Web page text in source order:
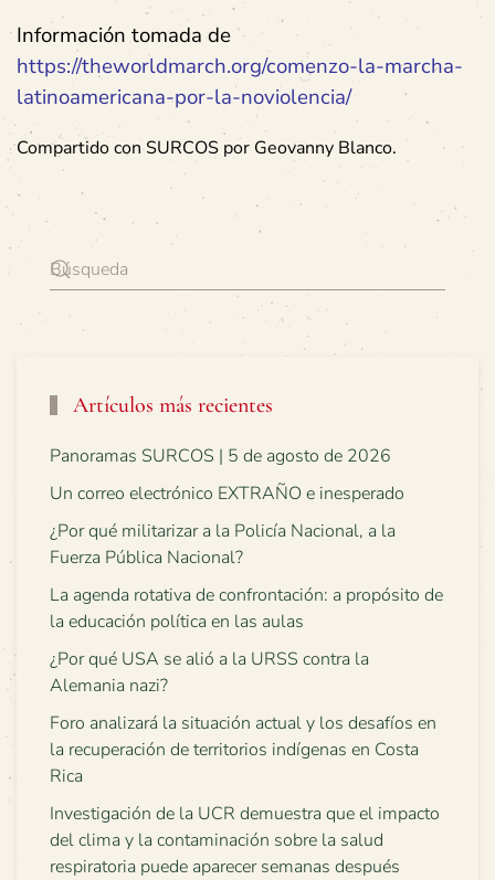
Información tomada de
https://theworldmarch.org/comenzo-la-marcha-
latinoamericana-por-la-noviolencia/
Compartido con SURCOS por Geovanny Blanco.
Artículos más recientes
Panoramas SURCOS | 5 de agosto de 2026
Un correo electrónico EXTRAÑO e inesperado
¿Por qué militarizar a la Policía Nacional, a la
Fuerza Pública Nacional?
La agenda rotativa de confrontación: a propósito de
la educación política en las aulas
¿Por qué USA se alió a la URSS contra la
Alemania nazi?
Foro analizará la situación actual y los desafíos en
la recuperación de territorios indígenas en Costa
Rica
Investigación de la UCR demuestra que el impacto
del clima y la contaminación sobre la salud
respiratoria puede aparecer semanas después